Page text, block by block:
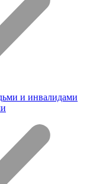
и инвалидами